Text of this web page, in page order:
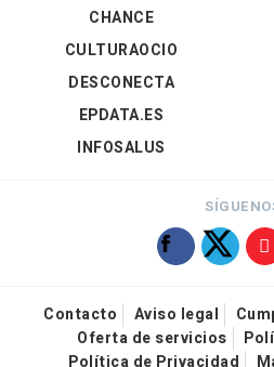
CHANCE
CULTURAOCIO
DESCONECTA
EPDATA.ES
INFOSALUS
Contacto Aviso legal
Oferta de servicios
Política de Privacidad